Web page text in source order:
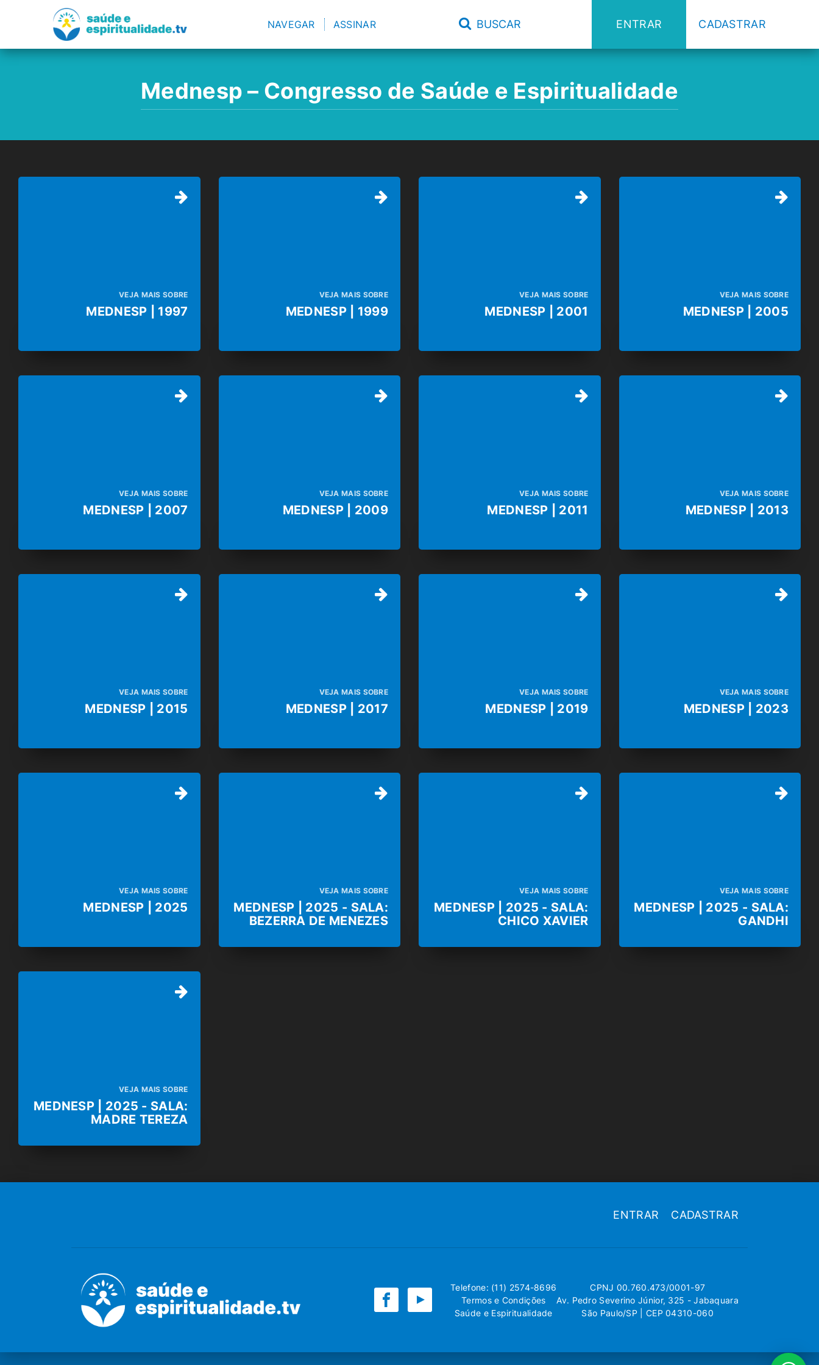
NAVEGAR ASSINAR BUSCAR ENTRAR CADASTRAR
Mednesp – Congresso de Saúde e Espiritualidade
VEJA MAIS SOBRE
MEDNESP | 1997
VEJA MAIS SOBRE
MEDNESP | 1999
VEJA MAIS SOBRE
MEDNESP | 2001
VEJA MAIS SOBRE
MEDNESP | 2005
VEJA MAIS SOBRE
MEDNESP | 2007
VEJA MAIS SOBRE
MEDNESP | 2009
VEJA MAIS SOBRE
MEDNESP | 2011
VEJA MAIS SOBRE
MEDNESP | 2013
VEJA MAIS SOBRE
MEDNESP | 2015
VEJA MAIS SOBRE
MEDNESP | 2017
VEJA MAIS SOBRE
MEDNESP | 2019
VEJA MAIS SOBRE
MEDNESP | 2023
VEJA MAIS SOBRE
MEDNESP | 2025
VEJA MAIS SOBRE
MEDNESP | 2025 - SALA:
BEZERRA DE MENEZES
VEJA MAIS SOBRE
MEDNESP | 2025 - SALA:
CHICO XAVIER
VEJA MAIS SOBRE
MEDNESP | 2025 - SALA:
GANDHI
VEJA MAIS SOBRE
MEDNESP | 2025 - SALA:
MADRE TEREZA
ENTRAR CADASTRAR
Telefone: (11) 2574-8696
Termos e Condições
Saúde e Espiritualidade
CPNJ 00.760.473/0001-97
Av. Pedro Severino Júnior, 325 - Jabaquara
São Paulo/SP | CEP 04310-060